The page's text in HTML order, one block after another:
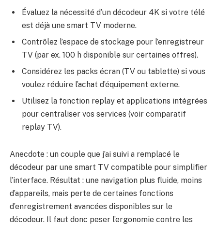
Évaluez la nécessité d’un décodeur 4K si votre télé
est déjà une smart TV moderne.
Contrôlez l’espace de stockage pour l’enregistreur
TV (par ex. 100 h disponible sur certaines offres).
Considérez les packs écran (TV ou tablette) si vous
voulez réduire l’achat d’équipement externe.
Utilisez la fonction replay et applications intégrées
pour centraliser vos services (voir comparatif
replay TV).
Anecdote : un couple que j’ai suivi a remplacé le
décodeur par une smart TV compatible pour simplifier
l’interface. Résultat : une navigation plus fluide, moins
d’appareils, mais perte de certaines fonctions
d’enregistrement avancées disponibles sur le
décodeur. Il faut donc peser l’ergonomie contre les